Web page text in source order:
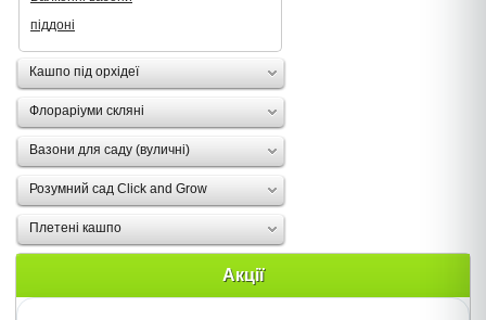
піддоні
Кашпо під орхідеї
Флораріуми скляні
Вазони для саду (вуличні)
Розумний сад Click and Grow
Плетені кашпо
Акції